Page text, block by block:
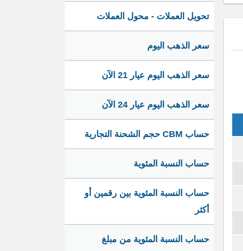
تحويل العملات - محول العملات
سعر الذهب اليوم
سعر الذهب اليوم عيار 21 الآن
سعر الذهب اليوم عيار 24 الآن
حساب CBM حجم الشحنة التجارية
حساب النسبة المئوية
حساب النسبة المئوية بين رقمين أو
أكثر
حساب النسبة المئوية من مبلغ